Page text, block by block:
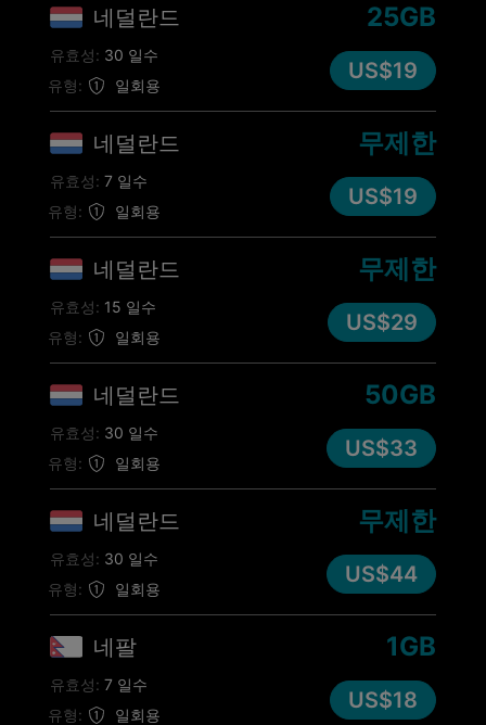
네덜란드
유형: 일회용
25GB
유효성: 30 일수
US$19
네덜란드
유형: 일회용
무제한
유효성: 7 일수
US$19
네덜란드
유형: 일회용
무제한
유효성: 15 일수
US$29
네덜란드
유형: 일회용
50GB
유효성: 30 일수
US$33
네덜란드
유형: 일회용
무제한
유효성: 30 일수
US$44
네팔
유형: 일회용
1GB
유효성: 7 일수
US$18